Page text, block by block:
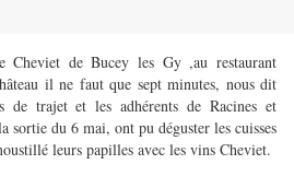
Cheviet de Bucey les Gy ,au restaurant
il ne faut que sept minutes, nous dit
de trajet et les adhérents de Racines et
sortie du 6 mai, ont pu déguster les cuisses
leurs papilles avec les vins Cheviet.